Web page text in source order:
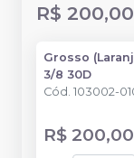
R$ 200,00
Grosso
3/8 30D
Cód. 103002-
R$ 200,00